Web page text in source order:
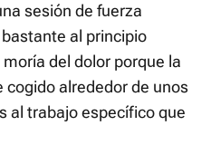
sesión de fuerza
al principio
del dolor porque la
cogido alrededor de unos
al trabajo específico que